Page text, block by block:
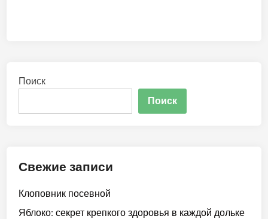
Поиск
Поиск
Свежие записи
Клоповник посевной
Яблоко: секрет крепкого здоровья в каждой дольке